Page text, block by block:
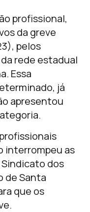
profissional,
da greve
pelos
rede estadual
Essa
já
apresentou
interrompeu as
dos
de Santa
que os